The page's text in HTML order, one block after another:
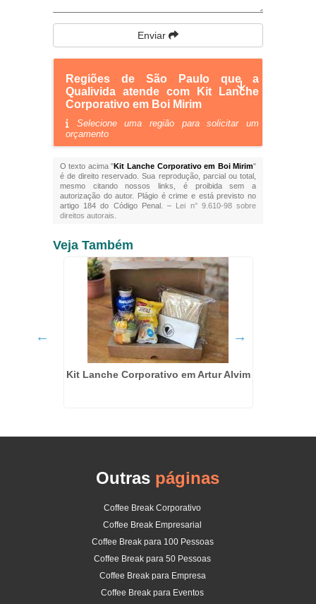
Enviar
Regiões de São Paulo que a
Qualivida atende com Kit Lanche
Corporativo em Boi Mirim
Selecione uma região para solicitar um
orçamento
O texto acima "Kit Lanche Corporativo em Boi Mirim"
é de direito reservado. Sua reprodução, parcial ou total,
mesmo citando nossos links, é proibida sem a
autorização do autor. Plágio é crime e está previsto no
artigo 184 do Código Penal. – Lei n° 9.610-98 sobre
direitos autorais
Veja Também
Kit Lanche Corporativo em Artur Alvim
Outras páginas
Coffee Break Corporativo
Coffee Break Empresarial
Coffee Break para 100 Pessoas
Coffee Break para 50 Pessoas
Coffee Break para Empresa
Coffee Break para Eventos